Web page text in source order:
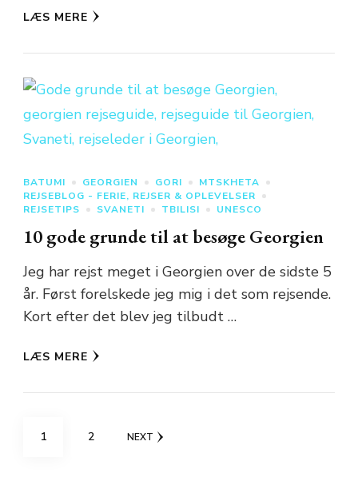
LÆS MERE
BATUMI GEORGIEN GORI
MTSKHETA
REJSEBLOG - FERIE, REJSER & OPLEVELSER
REJSETIPS
SVANETI TBILISI UNESCO
10 gode grunde til at besøge Georgien
Jeg har rejst meget i Georgien over de sidste 5
år. Først forelskede jeg mig i det som rejsende.
Kort efter det blev jeg tilbudt …
LÆS MERE
Indlægsinddeling
PAGE
1 PAGE
2 NEXT